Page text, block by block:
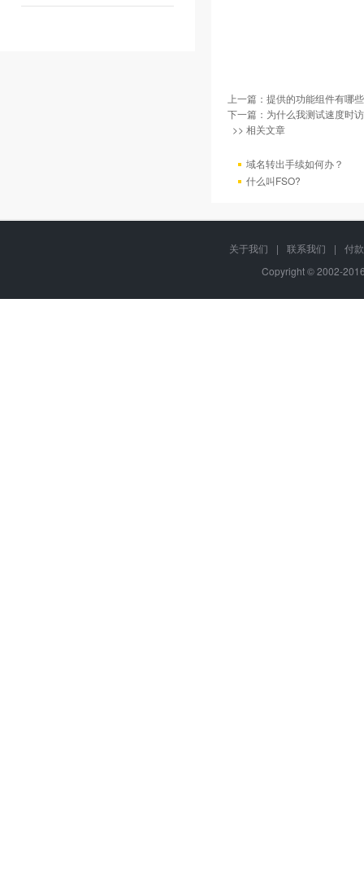
上一篇： 提供的功能组件有哪
下一篇： 为什么我测试速度时
>> 相关文章
域名转出手续如何办？
什么叫FSO?
关于我们 | 联系我们 |
付
Copyright © 2002-